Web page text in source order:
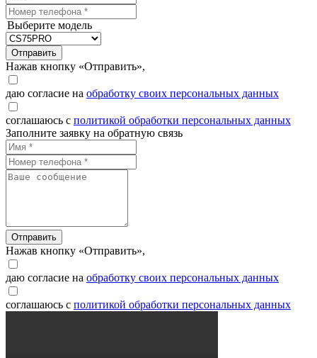
Выберите модель
Отправить
Нажав кнопку «Отправить»,
даю согласие на обработку своих персональных данных
соглашаюсь с политикой обработки персональных данных
Заполните заявку на обратную связь
Отправить
Нажав кнопку «Отправить»,
даю согласие на обработку своих персональных данных
соглашаюсь с политикой обработки персональных данных